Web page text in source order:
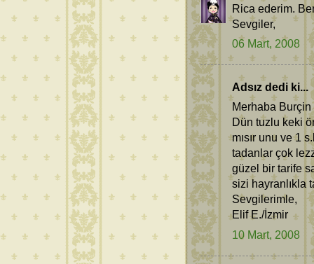
Rica ederim.
Sevgiler,
06 Mart, 2008
Adsız dedi ki...
Merhaba Burçin
Dün tuzlu keki
mısır unu ve 1
tadanlar çok
güzel bir tarife
sizi hayranlıkla
Sevgilerimle,
Elif E./İzmir
10 Mart, 2008